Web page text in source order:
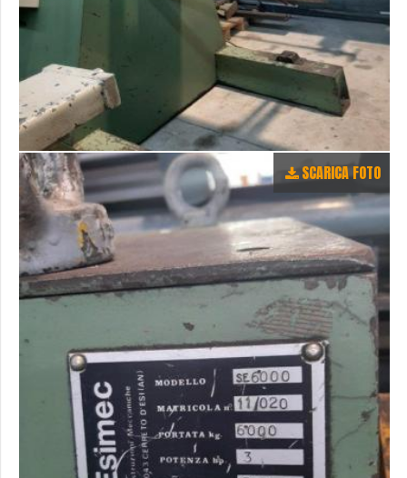
SCARICA FOTO